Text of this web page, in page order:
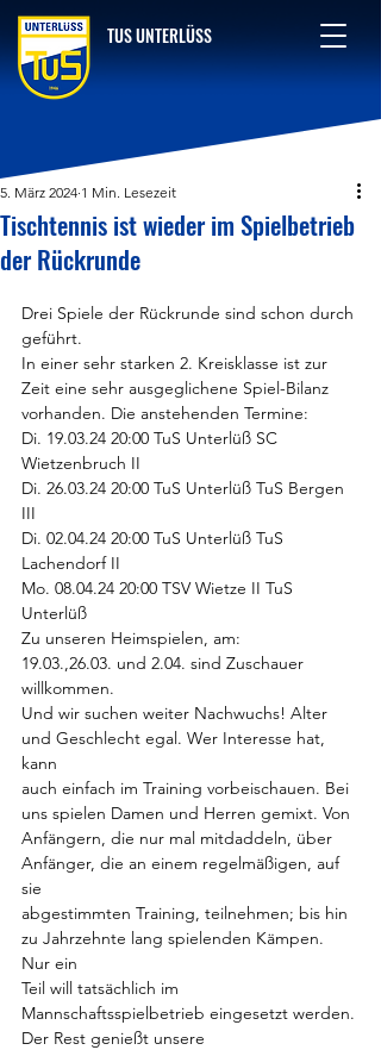
TUS UNTERLÜSS
Tischtennis ist wieder im Spielbetrieb
der Rückrunde
5. März 2024 1 Min. Lesezeit
Drei Spiele der Rückrunde sind schon durch
geführt.
In einer sehr starken 2. Kreisklasse ist zur
Zeit eine sehr ausgeglichene Spiel-Bilanz
vorhanden. Die anstehenden Termine:
Di. 19.03.24 20:00 TuS Unterlüß SC
Wietzenbruch II
Di. 26.03.24 20:00 TuS Unterlüß TuS Bergen
III
Di. 02.04.24 20:00 TuS Unterlüß TuS
Lachendorf II
Mo. 08.04.24 20:00 TSV Wietze II TuS
Unterlüß
Zu unseren Heimspielen, am:
19.03.,26.03. und 2.04. sind Zuschauer
willkommen.
Und wir suchen weiter Nachwuchs! Alter
und Geschlecht egal. Wer Interesse hat,
kann
auch einfach im Training vorbeischauen. Bei
uns spielen Damen und Herren gemixt. Von
Anfängern, die nur mal mitdaddeln, über
Anfänger, die an einem regelmäßigen, auf
sie
abgestimmten Training, teilnehmen; bis hin
zu Jahrzehnte lang spielenden Kämpen.
Nur ein
Teil will tatsächlich im
Mannschaftsspielbetrieb eingesetzt werden.
Der Rest genießt unsere